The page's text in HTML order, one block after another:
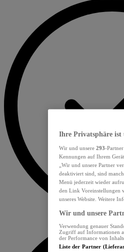
Ihre Privatsphäre ist
Wir und unsere 293-
Kennungen auf Ihrem
„Wir und unsere Partner
deaktiviert sind, sind
Menü jederzeit wieder
den Link Voreinstellungen
unseres Website. Weitere
Wir und unsere
Verwendung genauer
Zugriff auf Informationen
der Performance von
Liste der Partner